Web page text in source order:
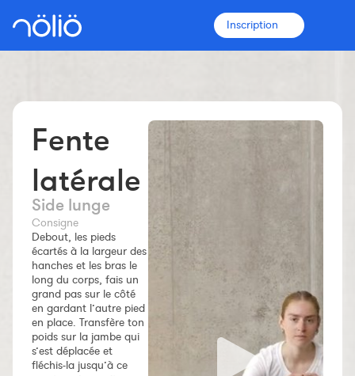
Inscription
La plateforme pour tous
Entraîneurs
Clubs
Sportifs
Plus d'informations
Fonctionnalités
Tarifs
Constructeur de séances
Fente
latérale
Side lunge
Consigne
Debout, les pieds
écartés à la largeur des
hanches et les bras le
long du corps, fais un
grand pas sur le côté
en gardant l’autre pied
en place. Transfère ton
poids sur la jambe qui
s’est déplacée et
fléchis-la jusqu’à ce